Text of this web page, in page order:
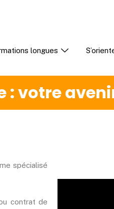
longues
: votre
spécialisé
contrat de